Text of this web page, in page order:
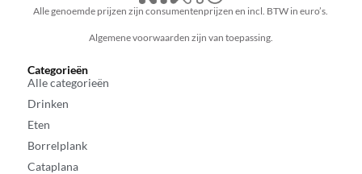
Alle genoemde prijzen zijn consumentenprijzen en incl. BTW in euro’s.
Algemene voorwaarden zijn van toepassing.
Categorieën
Alle categorieën
Drinken
Eten
Borrelplank
Cataplana